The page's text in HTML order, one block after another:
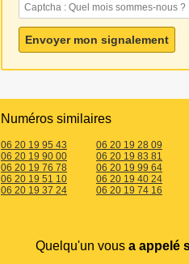
Numéros similaires
06 20 19 95 43 06 20 19 28 09
06 20 19 90 00
06 20 19 83 81
06 20 19 76 78
06 20 19 99 64
06 20 19 51 10
06 20 19 40 24
06 20 19 37 24
06 20 19 74 16
Quelqu'un vous a appelé